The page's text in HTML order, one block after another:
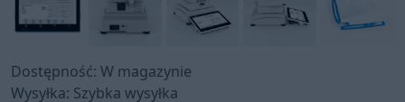
Dostępność: W magazynie
Wysyłka: Szybka wysyłka